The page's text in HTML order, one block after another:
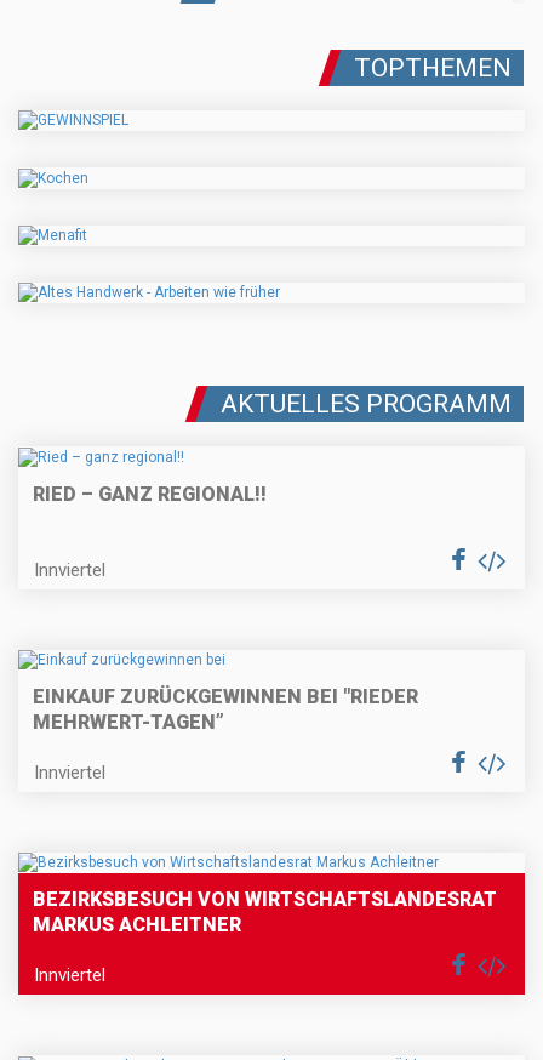
TOPTHEMEN
AKTUELLES PROGRAMM
RIED – GANZ REGIONAL!!
Innviertel
EINKAUF ZURÜCKGEWINNEN BEI "RIEDER
MEHRWERT-TAGEN”
Innviertel
BEZIRKSBESUCH VON WIRTSCHAFTSLANDESRAT
MARKUS ACHLEITNER
Innviertel